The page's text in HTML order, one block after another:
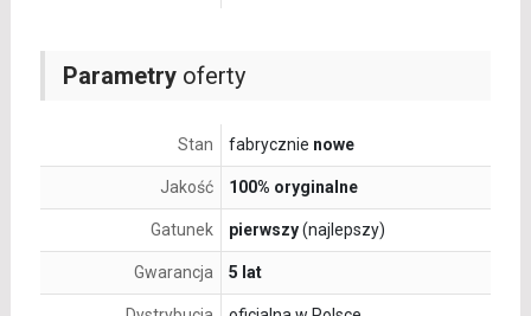
Parametryoferty
Stan fabrycznie nowe
Jakość 100% oryginalne
Gatunek pierwszy(najlepszy)
Gwarancja 5 lat